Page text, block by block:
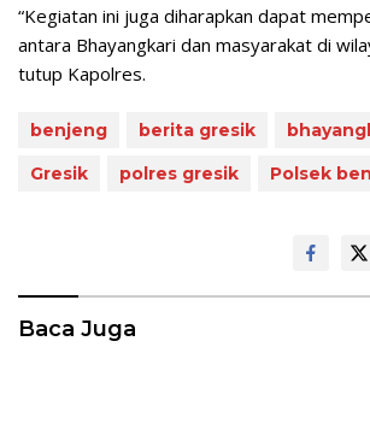
“Kegiatan ini juga diharapkan dapat
antara Bhayangkari dan masyarakat di
tutup Kapolres.
benjeng berita gresik
Gresik
polres gresik Polsek
Baca Juga